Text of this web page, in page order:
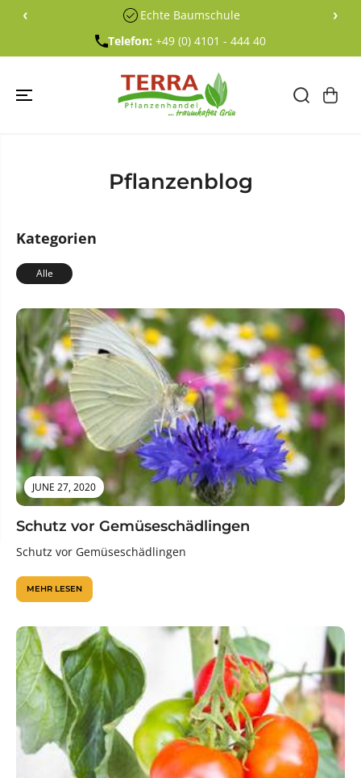
EN SIE ZU
‹ Echte Baumschule ›
Telefon: +49 (0) 4101 - 444 40
Pflanzenblog
Kategorien
Alle
JUNE 27, 2020
Schutz vor Gemüseschädlingen
Schutz vor Gemüseschädlingen
MEHR LESEN